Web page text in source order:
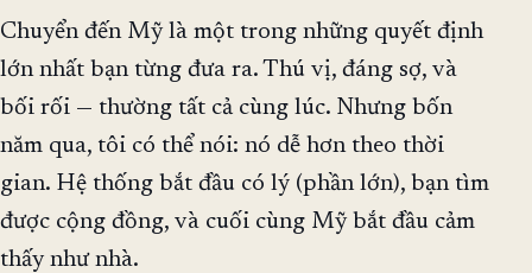
Chuyển đến Mỹ là một trong những quyết định
lớn nhất bạn từng đưa ra. Thú vị, đáng sợ, và
bối rối — thường tất cả cùng lúc. Nhưng bốn
năm qua, tôi có thể nói: nó dễ hơn theo thời
gian. Hệ thống bắt đầu có lý (phần lớn), bạn tìm
được cộng đồng, và cuối cùng Mỹ bắt đầu cảm
thấy như nhà.